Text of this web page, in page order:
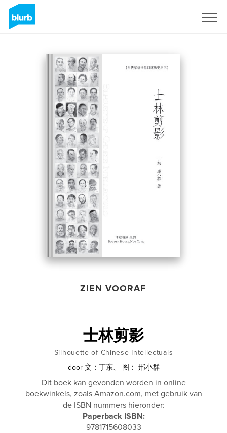
ZIEN VOORAF
士林剪影
Silhouette of Chinese Intellectuals
door 文：丁东、 图： 邢小群
Dit boek kan gevonden worden in online
boekwinkels, zoals Amazon.com, met gebruik van
de ISBN nummers hieronder:
Paperback ISBN:
9781715608033